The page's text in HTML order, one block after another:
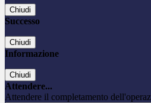
Chiudi
Successo
Chiudi
Informazione
Chiudi
Attendere...
Attendere il completamento